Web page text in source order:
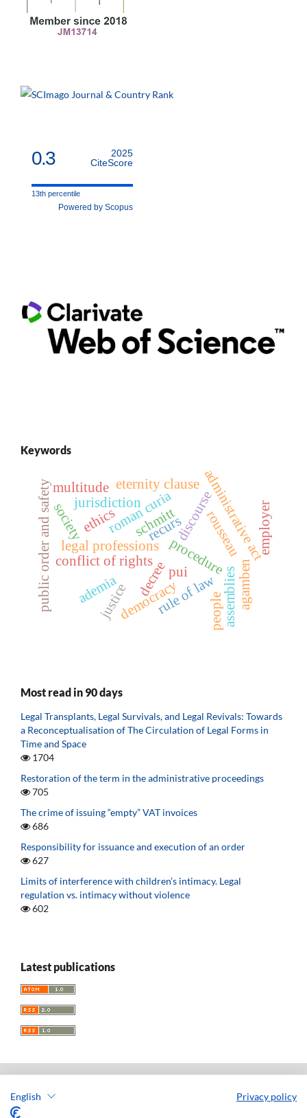
English Privacy policy
0.3
2025
CiteScore
13th percentile
Powered by Scopus
Keywords
ethics
legal professions
discourse
jurisdiction
recurs
roman curia
decree
administrative act
procedure
democracyrule of law
eternity clause
assemblies
conflict of rights
public order and safety agamben
ademia
people
multitude
rousseau
schmitt employer
pui
justice
society
Most read in 90 days
Legal Transplants, Legal Survivals, and Legal Revivals: Towards
a Reconceptualisation of The Circulation of Legal Forms in
Time and Space
1704
Restoration of the term in the administrative proceedings
705
The crime of issuing “empty” VAT invoices
686
Responsibility for issuance and execution of an order
627
Limits of interference with children’s intimacy. Legal
regulation vs. intimacy without violence
602
Latest publications
Acta Universitatis Lodziensis. Folia Iuridica